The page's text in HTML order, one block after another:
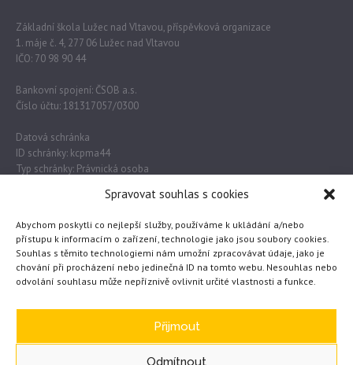
Spravovat souhlas s cookies
Abychom poskytli co nejlepší služby, používáme k ukládání a/nebo
přístupu k informacím o zařízení, technologie jako jsou soubory cookies.
Souhlas s těmito technologiemi nám umožní zpracovávat údaje, jako je
chování při procházení nebo jedinečná ID na tomto webu. Nesouhlas nebo
odvolání souhlasu může nepříznivě ovlivnit určité vlastnosti a funkce.
Přijmout
Odmítnout
Základní škola Lužec nad Vltavou, příspěvková organizace
1. máje č. 4, 277 06 Lužec nad Vltavou
IČO: 70 98 90 44
Bankovní spojení: ČSOB a.s.
Číslo účtu: 181317057/0300
Datová schránka
ID schránky: kcpma44
Typ schránky: Právnická osoba
Důležité odkazy
Obec Lužec nad Vltavou
MŠMT